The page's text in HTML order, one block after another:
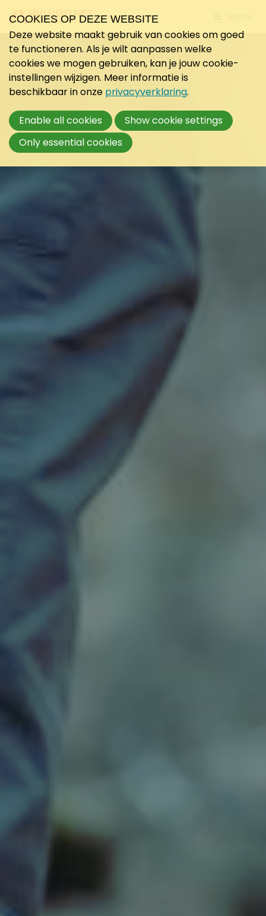
to
COOKIES OP DEZE WEBSITE
Deze website maakt gebruik van cookies om goed
te functioneren. Als je wilt aanpassen welke
cookies we mogen gebruiken, kan je jouw cookie-
instellingen wijzigen. Meer informatie is
beschikbaar in onze privacyverklaring.
Enable all cookies
Show cookie settings
Only essential cookies